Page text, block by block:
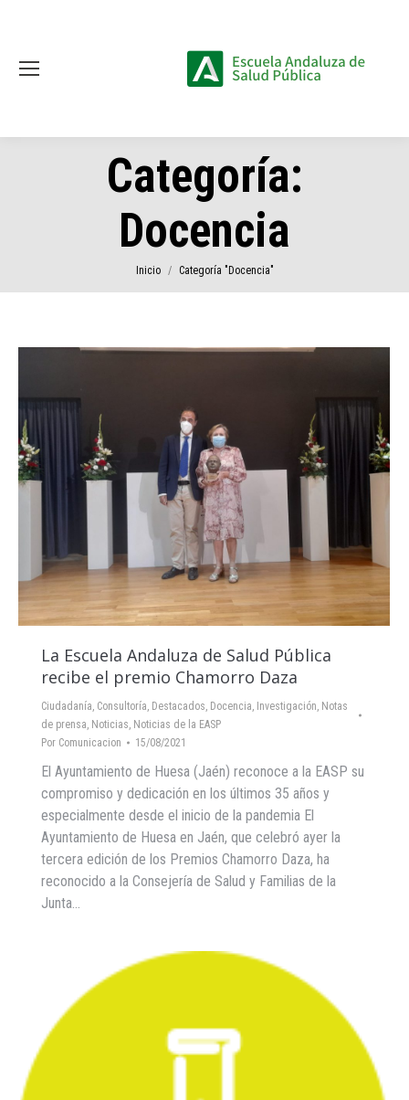
Categoría:
Docencia
Estás aquí:
Inicio Categoría "Docencia"
La Escuela Andaluza de Salud Pública
recibe el premio Chamorro Daza
Ciudadanía, Consultoría, Destacados, Docencia, Investigación, Notas
de prensa, Noticias, Noticias de la EASP
Por Comunicacion 15/08/2021
El Ayuntamiento de Huesa (Jaén) reconoce a la EASP su
compromiso y dedicación en los últimos 35 años y
especialmente desde el inicio de la pandemia El
Ayuntamiento de Huesa en Jaén, que celebró ayer la
tercera edición de los Premios Chamorro Daza, ha
reconocido a la Consejería de Salud y Familias de la
Junta…